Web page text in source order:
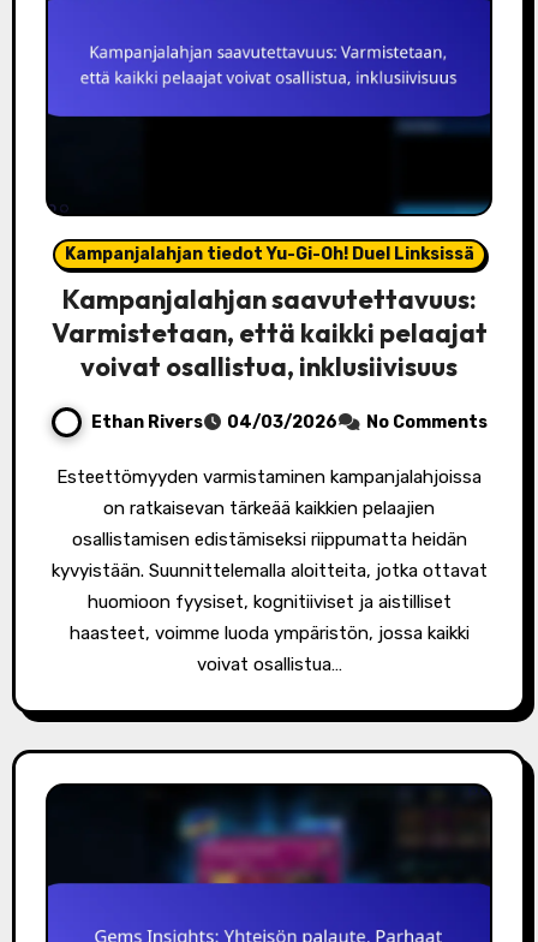
Kampanjalahjan tiedot Yu-Gi-Oh! Duel Linksissä
Kampanjalahjan saavutettavuus:
Varmistetaan, että kaikki pelaajat
voivat osallistua, inklusiivisuus
Ethan Rivers 04/03/2026 No Comments
Esteettömyyden varmistaminen kampanjalahjoissa
on ratkaisevan tärkeää kaikkien pelaajien
osallistamisen edistämiseksi riippumatta heidän
kyvyistään. Suunnittelemalla aloitteita, jotka ottavat
huomioon fyysiset, kognitiiviset ja aistilliset
haasteet, voimme luoda ympäristön, jossa kaikki
voivat osallistua…